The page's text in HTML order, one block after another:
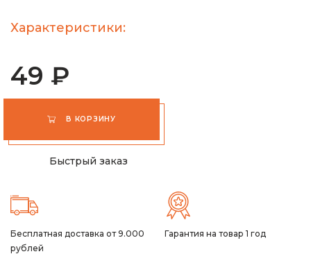
Характеристики:
49 ₽
В КОРЗИНУ
Быстрый заказ
Бесплатная доставка от 9.000
рублей
Гарантия на товар 1 год